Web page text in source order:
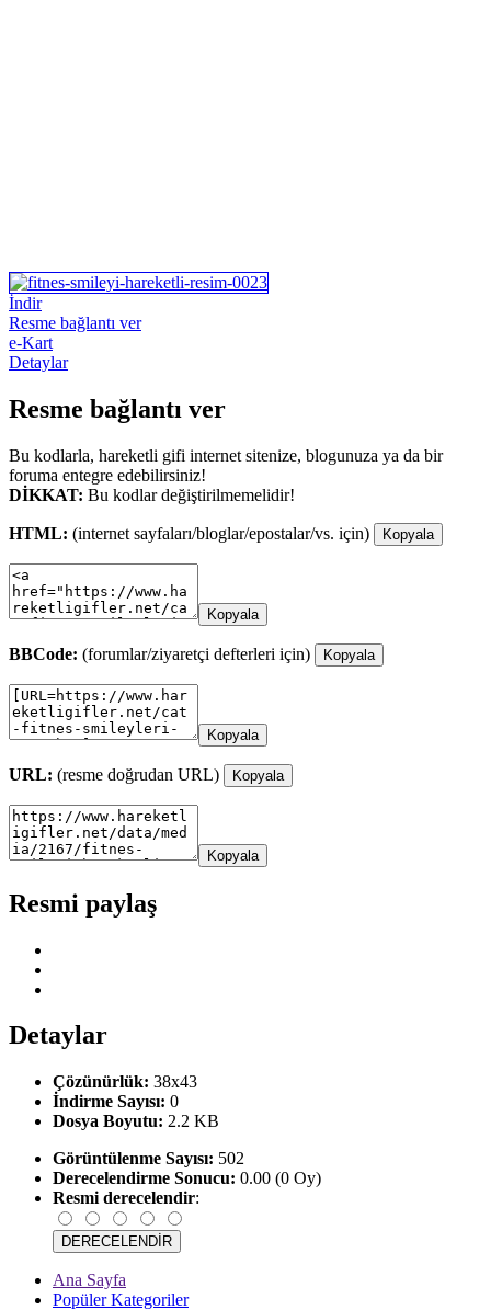
İndir
Resme bağlantı ver
e-Kart
Detaylar
Resme bağlantı ver
Bu kodlarla, hareketli gifi internet sitenize, blogunuza ya da bir
foruma entegre edebilirsiniz!
DİKKAT: Bu kodlar değiştirilmemelidir!
HTML: (internet sayfaları/bloglar/epostalar/vs. için) Kopyala
Kopyala
BBCode: (forumlar/ziyaretçi defterleri için) Kopyala
Kopyala
URL: (resme doğrudan URL) Kopyala
Kopyala
Resmi paylaş
Detaylar
Çözünürlük: 38x43
İndirme Sayısı: 0
Dosya Boyutu: 2.2 KB
Görüntülenme Sayısı: 502
Derecelendirme Sonucu: 0.00 (0 Oy)
Resmi derecelendir:
Ana Sayfa
Popüler Kategoriler